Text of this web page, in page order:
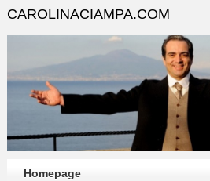
CAROLINACIAMPA.COM
Homepage